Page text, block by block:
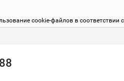
cookie-файлов в соответствии